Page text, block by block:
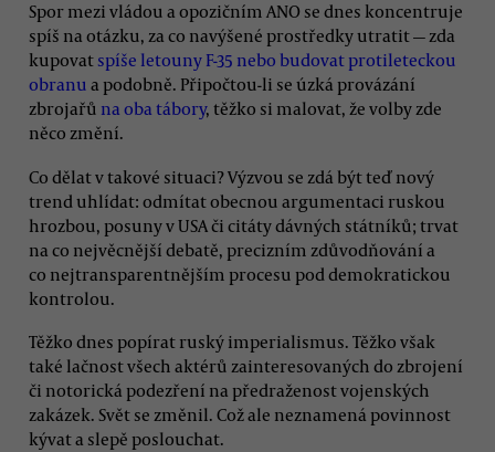
Spor mezi vládou a opozičním ANO se dnes koncentruje
spíš na otázku, za co navýšené prostředky utratit — zda
kupovat spíše letouny F-35 nebo budovat protileteckou
obranu a podobně. Připočtou-li se úzká provázání
zbrojařů na oba tábory, těžko si malovat, že volby zde
něco změní.
Co dělat v takové situaci? Výzvou se zdá být teď nový
trend uhlídat: odmítat obecnou argumentaci ruskou
hrozbou, posuny v USA či citáty dávných státníků; trvat
na co nejvěcnější debatě, precizním zdůvodňování a
co nejtransparentnějším procesu pod demokratickou
kontrolou.
Těžko dnes popírat ruský imperialismus. Těžko však
také lačnost všech aktérů zainteresovaných do zbrojení
či notorická podezření na předraženost vojenských
zakázek. Svět se změnil. Což ale neznamená povinnost
kývat a slepě poslouchat.